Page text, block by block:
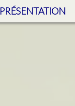
PRÉSENTATION